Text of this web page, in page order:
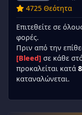
4725 Θεότητα
Επιτεθείτε σε
φορές.
Πριν από την
[Bleed] σε κάθε
προκαλείται κατά
καταναλώνεται.